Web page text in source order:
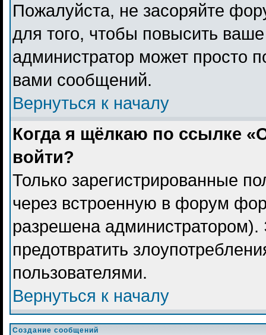
Пожалуйста, не засоряйте
для того, чтобы повысить
администратор может просто
вами сообщений.
Вернуться к началу
Когда я щёлкаю по ссылке
войти?
Только зарегистрированные
через встроенную в форум
разрешена
предотвратить
пользователями.
Вернуться к началу
Создание сообщений